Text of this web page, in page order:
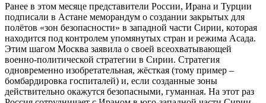
Ранее в этом месяце представители России, Ирана и Турции
подписали в Астане меморандум о создании закрытых для
полётов «зон безопасности» в западной части Сирии, которая
находится под контролем упомянутых стран и режима Асада.
Этим шагом Москва заявила о своей всеохватывающей
военно-политической стратегии в Сирии. Стратегия
одновременно изобретательная, жёсткая (тому пример –
бомбардировка госпиталей) и, если созданные зоны
действительно окажутся безопасными, гуманная. На этот раз